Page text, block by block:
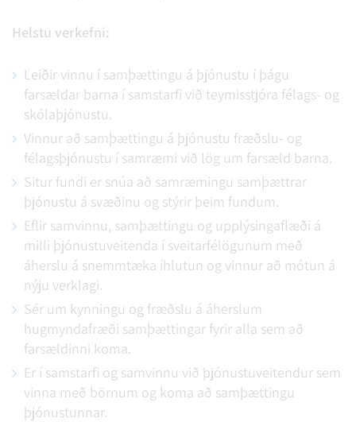
Helstu verkefni:
Leiðir vinnu í samþættingu á þjónustu í þágu
farsældar barna í samstarfi við teymisstjóra félags- og
skólaþjónustu.
Vinnur að samþættingu á þjónustu fræðslu- og
félagsþjónustu í samræmi við lög um farsæld barna.
Situr fundi er snúa að samræmingu samþættrar
þjónustu á svæðinu og stýrir þeim fundum.
Eflir samvinnu, samþættingu og upplýsingaflæði á
milli þjónustuveitenda í sveitarfélögunum með
áherslu á snemmtæka íhlutun og vinnur að mótun á
nýju verklagi.
Sér um kynningu og fræðslu á áherslum
hugmyndafræði samþættingar fyrir alla sem að
farsældinni koma.
Er í samstarfi og samvinnu við þjónustuveitendur sem
vinna með börnum og koma að samþættingu
þjónustunnar.